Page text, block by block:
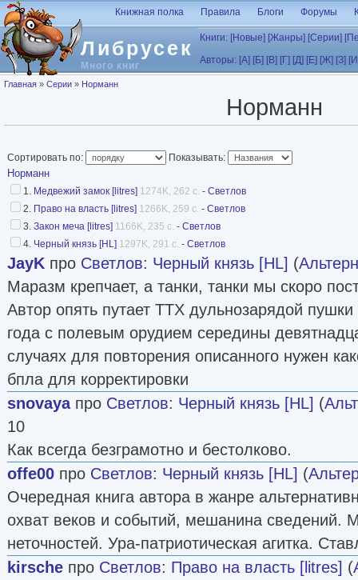
Перейти к основному содержанию
Либрусек
Много книг
Книжная полка Правила Блоги Форумы
Книги: [Новые] [Жанры] [Серии]
Авторы: [А] [Б] [В] [Г] [Д] [Е] [Ж] [З]
Вы здесь
Главная » Серии » Норманн
Норманн
Сортировать по: Показывать:
Норманн
1. Медвежий замок [litres] 1274K, 262 с. - Светлов
2. Право на власть [litres] 1266K, 259 с. - Светлов
3. Закон меча [litres] 1166K, 235 с. - Светлов
4. Черный князь [HL] 1297K, 291 с. - Светлов
JayK про Светлов: Черный князь [HL] (
Маразм крепчает, а танки, танки мы скоро
Автор опять путает ТТХ дульнозарядой
года с полевым орудием середины
случаях для повторения описанного нужен
бпла для корректировки
snovayaпро Светлов: Черный князь [HL] (
10
Как всегда безграмотно и бестолково.
offe00 про Светлов: Черный князь [HL] (
Очередная книга автора в жанре
охват веков и событий, мешанина сведений.
неточностей. Ура-патриотическая агитка.
kirsche про Светлов: Право на власть [litres] (